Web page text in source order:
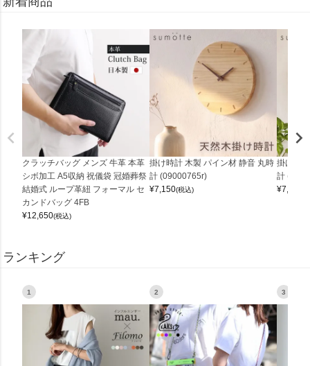
クラッチバッグ メンズ 牛革 本革
シボ加工 A5収納 祝儀袋 冠婚葬祭
結婚式 ループ革紐 フォーマル セ
カンドバッグ 4FB
¥12,650(税込)
掛け時計 木製 パイン材 静音 丸時
計 (09000765r)
¥7,150(税込)
掛け時
計
¥7,150
ランキング
1 2 3